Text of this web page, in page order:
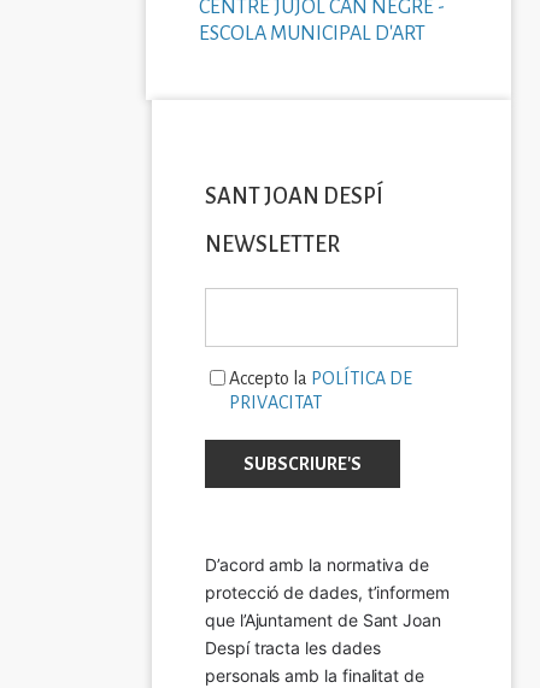
CENTRE JUJOL CAN NEGRE -
ESCOLA MUNICIPAL D'ART
SANT JOAN DESPÍ
NEWSLETTER
Accepto la POLÍTICA DE
PRIVACITAT
D’acord amb la normativa de
protecció de dades, t’informem
que l’Ajuntament de Sant Joan
Despí tracta les dades
personals amb la finalitat de